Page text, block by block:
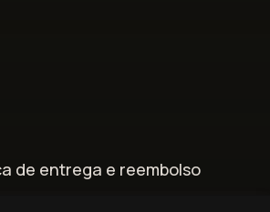
de entrega e reembolso